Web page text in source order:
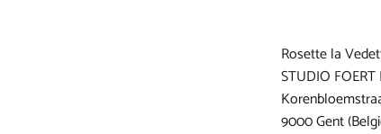
Rosette la
STUDIO FOERT
9000 Gent